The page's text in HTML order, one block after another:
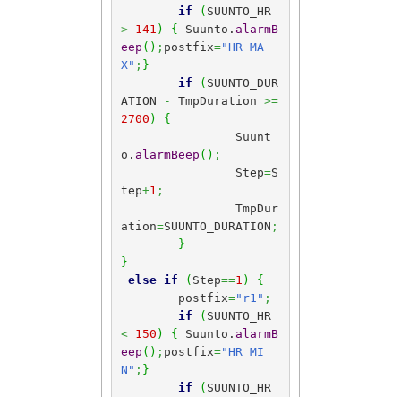
if
(
>
141 ) { Suunto. alarmB
eep ( ) ; postfix="HR MA
X" ; }
if
( SUUNTO_DUR
ATION
- TmpDuration >=
2700 )
{
o. alarmBeep ( ) ;
		Step
=S
tep+1 ;
ation=SUUNTO_DURATION ;
}
}
else
if ( Step==1 )
{
	postfix
="r1" ;
if
(
<
150 ) { Suunto. alarmB
eep ( ) ; postfix="HR MI
N" ; }
if
(